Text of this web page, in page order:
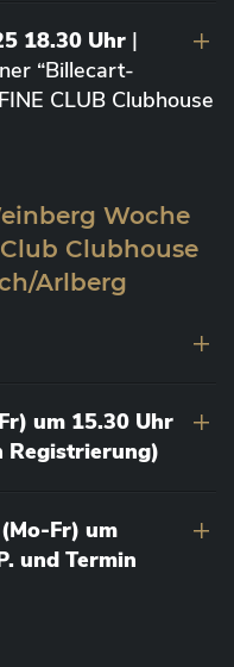
18.30 Uhr |
“Billecart-
CLUB Clubhouse
Woche
Club Clubhouse
Arlberg
um 15.30 Uhr
Registrierung)
Fr) um
und Termin